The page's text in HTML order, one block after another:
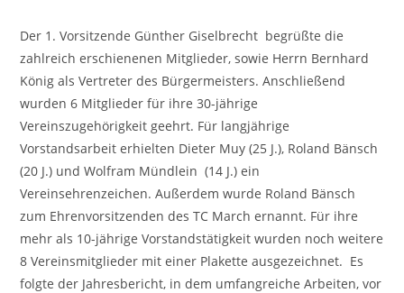
Der 1. Vorsitzende Günther Giselbrecht begrüßte die
zahlreich erschienenen Mitglieder, sowie Herrn Bernhard
König als Vertreter des Bürgermeisters. Anschließend
wurden 6 Mitglieder für ihre 30-jährige
Vereinszugehörigkeit geehrt. Für langjährige
Vorstandsarbeit erhielten Dieter Muy (25 J.), Roland Bänsch
(20 J.) und Wolfram Mündlein (14 J.) ein
Vereinsehrenzeichen. Außerdem wurde Roland Bänsch
zum Ehrenvorsitzenden des TC March ernannt. Für ihre
mehr als 10-jährige Vorstandstätigkeit wurden noch weitere
8 Vereinsmitglieder mit einer Plakette ausgezeichnet. Es
folgte der Jahresbericht, in dem umfangreiche Arbeiten, vor